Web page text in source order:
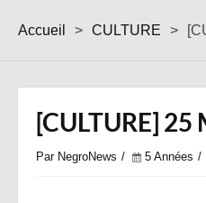
Accueil > CULTURE >
[CULTURE] 25
Par NegroNews 5 Années